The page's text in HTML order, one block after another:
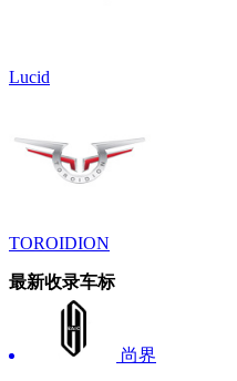
Lucid
TOROIDION
最新收录车标
尚界